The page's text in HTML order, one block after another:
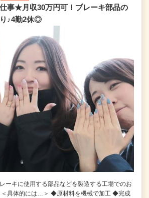
事★月収30万円可！ブレーキ部品の
♪4勤2休◎
ーキに使用する部品などを製造する工場でのお
＜具体的には…＞ ◆原材料を機械で加工 ◆完成